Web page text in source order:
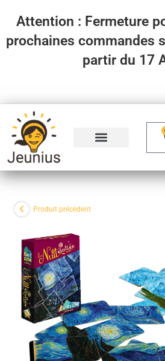
Attention : Fermeture
prochaines commandes
partir du 17
Produit précédent